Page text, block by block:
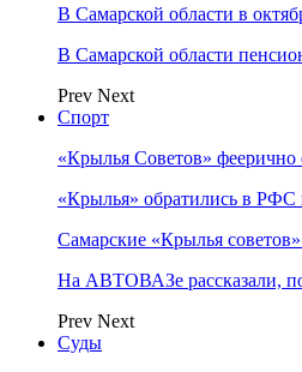
В Самарской области в
В Самарской области
Prev Next
Спорт
«Крылья Советов»
«Крылья» обратились в РФС
Самарские «Крылья
На АВТОВАЗе рассказали,
Prev Next
Суды